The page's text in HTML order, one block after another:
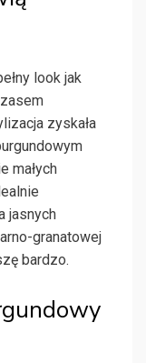
look jak
zyskała
małych
jasnych
granatowej
bardzo.